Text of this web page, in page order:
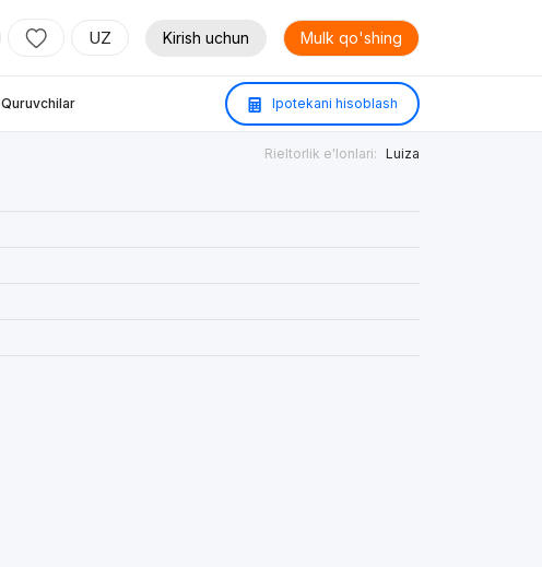
UZ Kirish uchun Mulk qo'shing
Quruvchilar Ipotekani hisoblash
Rieltorlik e'lonlari: Luiza